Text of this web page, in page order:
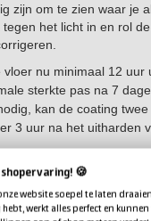
zijn om te zien waar je
tegen het licht in en rol
vloer nu minimaal 12
sterkte pas na 7
kan de coating
3 uur na het uitharden
met het
in huis om de
🍪
website soepel te laten
werkt alles perfect en